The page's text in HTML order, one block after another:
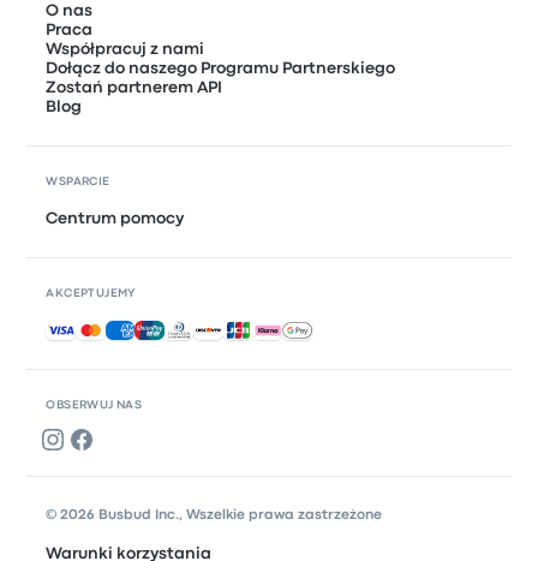
OBSERWUJ NAS
O nas
Praca
Współpracuj z nami
Dołącz do naszego Programu Partnerskiego
Zostań partnerem API
Blog
WSPARCIE
Centrum pomocy
AKCEPTUJEMY
Akceptowane płatności
© 2026 Busbud Inc., Wszelkie prawa zastrzeżone
Warunki korzystania